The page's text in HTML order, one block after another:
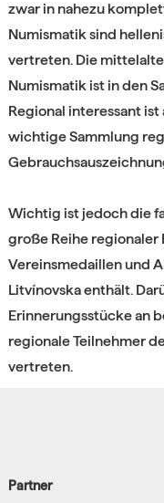
zwar in nahezu
Numismatik sind
vertreten. Die
Numismatik ist in den
Regional interessant
wichtige Sammlung
Wichtig ist jedoch die
große Reihe regionaler
Vereinsmedaillen und
Litvínovska enthält.
Erinnerungsstücke an
regionale Teilnehmer
vertreten.
Partner